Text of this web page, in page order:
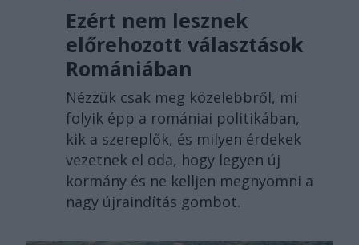
Ezért nem lesznek
előrehozott választások
Romániában
Nézzük csak meg közelebbről, mi
folyik épp a romániai politikában,
kik a szereplők, és milyen érdekek
vezetnek el oda, hogy legyen új
kormány és ne kelljen megnyomni a
nagy újraindítás gombot.